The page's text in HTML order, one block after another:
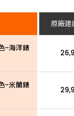
原廠建
-海洋錶
-米蘭錶